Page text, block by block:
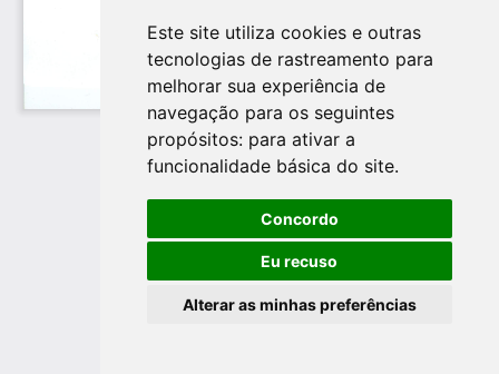
Este site utiliza cookies e outras
tecnologias de rastreamento para
melhorar sua experiência de
navegação para os seguintes
propósitos: para ativar a
funcionalidade básica do site.
Concordo
Eu recuso
Alterar as minhas preferências